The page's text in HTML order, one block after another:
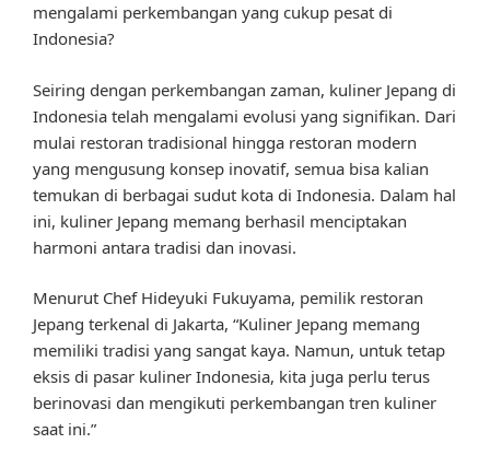
mengalami perkembangan yang cukup pesat di
Indonesia?
Seiring dengan perkembangan zaman, kuliner Jepang di
Indonesia telah mengalami evolusi yang signifikan. Dari
mulai restoran tradisional hingga restoran modern
yang mengusung konsep inovatif, semua bisa kalian
temukan di berbagai sudut kota di Indonesia. Dalam hal
ini, kuliner Jepang memang berhasil menciptakan
harmoni antara tradisi dan inovasi.
Menurut Chef Hideyuki Fukuyama, pemilik restoran
Jepang terkenal di Jakarta, “Kuliner Jepang memang
memiliki tradisi yang sangat kaya. Namun, untuk tetap
eksis di pasar kuliner Indonesia, kita juga perlu terus
berinovasi dan mengikuti perkembangan tren kuliner
saat ini.”